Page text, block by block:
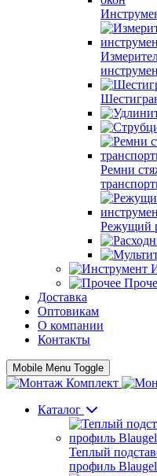
Ремни
Режущий
Доставка
Оптовикам
О компании
Контакты
Mobile Menu Toggle
Каталог
Теплый
профиль